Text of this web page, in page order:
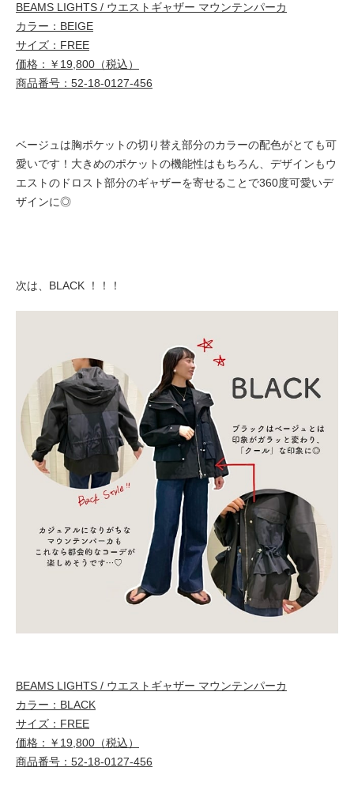
BEAMS LIGHTS / ウエストギャザー マウンテンパーカ
カラー：BEIGE
サイズ：FREE
価格：￥19,800（税込）
商品番号：52-18-0127-456
ベージュは胸ポケットの切り替え部分のカラーの配色がとても可
愛いです！大きめのポケットの機能性はもちろん、デザインもウ
エストのドロスト部分のギャザーを寄せることで360度可愛いデ
ザインに◎
次は、BLACK ！！！
BEAMS LIGHTS / ウエストギャザー マウンテンパーカ
カラー：BLACK
サイズ：FREE
価格：￥19,800（税込）
商品番号：52-18-0127-456